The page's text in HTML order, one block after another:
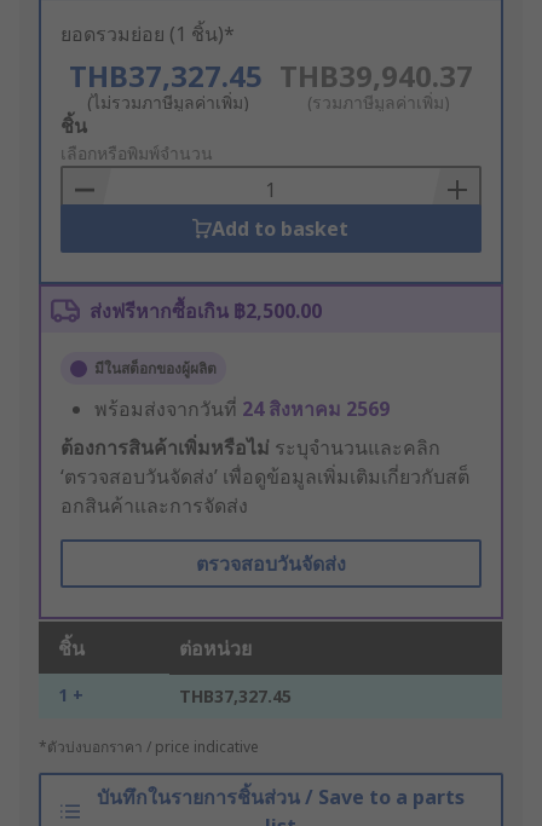
ยอดรวมย่อย (1 ชิ้น)*
THB37,327.45
(ไม่รวมภาษีมูลค่าเพิ่ม)
THB39,940.37
(รวมภาษีมูลค่าเพิ่ม)
Add
to
Basket
ชิ้น
เลือกหรือพิมพ์จำนวน
Add to basket
ส่งฟรีหากซื้อเกิน ฿2,500.00
มีในสต็อกของผู้ผลิต
พร้อมส่งจากวันที่ 24 สิงหาคม 2569
ต้องการสินค้าเพิ่มหรือไม่ ระบุจำนวนและคลิก
‘ตรวจสอบวันจัดส่ง’ เพื่อดูข้อมูลเพิ่มเติมเกี่ยวกับสต็
อกสินค้าและการจัดส่ง
ตรวจสอบวันจัดส่ง
ชิ้น ต่อหน่วย
1 + THB37,327.45
*ตัวบ่งบอกราคา / price indicative
บันทึกในรายการชิ้นส่วน / Save to a parts